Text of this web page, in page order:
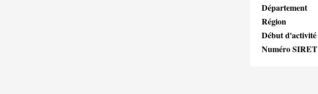
Département
Région
Début d'activité
Numéro SIRET